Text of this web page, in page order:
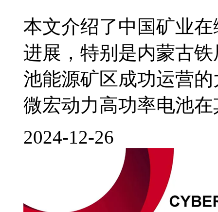
本文介绍了中国矿业
进展，特别是内蒙古
池能源矿区成功运营
微宏动力高功率电池
2024-12-26